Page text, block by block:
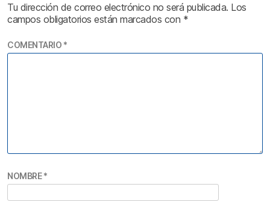
Tu dirección de correo electrónico no será publicada. Los
campos obligatorios están marcados con *
COMENTARIO *
NOMBRE*